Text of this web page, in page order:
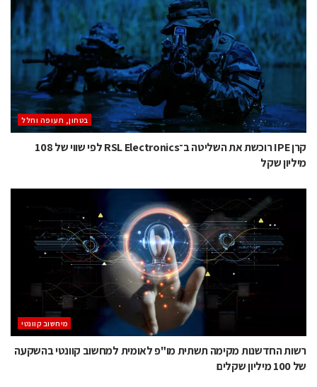
בטחון, תעופה וחלל
קרן IPE רוכשת את השליטה ב־RSL Electronics לפי שווי של 108
מיליון שקל
מיחשוב קוונטי
רשות החדשנות מקימה תשתית מו"פ לאומית למחשוב קוונטי בהשקעה
של 100 מיליון שקלים